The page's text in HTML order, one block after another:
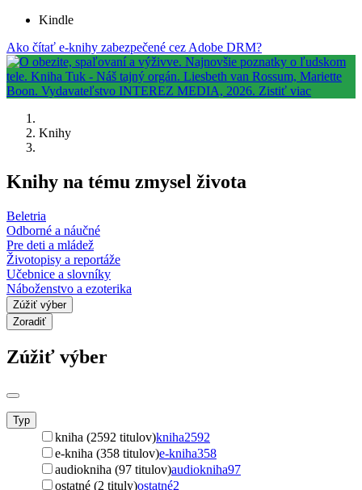
Kindle
Ako čítať e-knihy zabezpečené cez Adobe DRM?
Knihy
Knihy na tému zmysel života
Beletria
Odborné a náučné
Pre deti a mládež
Životopisy a reportáže
Učebnice a slovníky
Náboženstvo a ezoterika
Zúžiť výber
Zoradiť
Zúžiť výber
Typ
kniha (2592 titulov)kniha2592
e-kniha (358 titulov)e-kniha358
audiokniha (97 titulov)audiokniha97
ostatné (2 tituly)ostatné2